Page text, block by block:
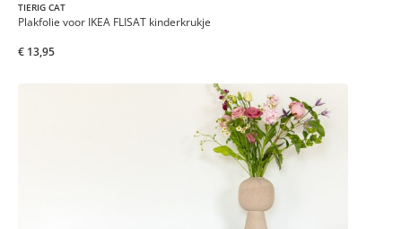
TIERIG CAT
Plakfolie voor IKEA FLISAT kinderkrukje
€ 13,95